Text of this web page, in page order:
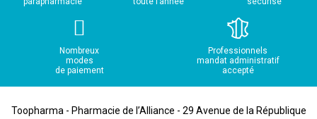
Nombreux
modes
de paiement
Professionnels
mandat administratif
accepté
Toopharma - Pharmacie de l’Alliance - 29 Avenue de la République